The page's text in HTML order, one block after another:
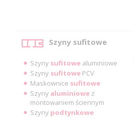
Szyny sufitowe
Szyny sufitowe aluminiowe
Szyny sufitowe PCV
Maskownice sufitowe
Szyny aluminiowe z
montowaniem ściennym
Szyny podtynkowe